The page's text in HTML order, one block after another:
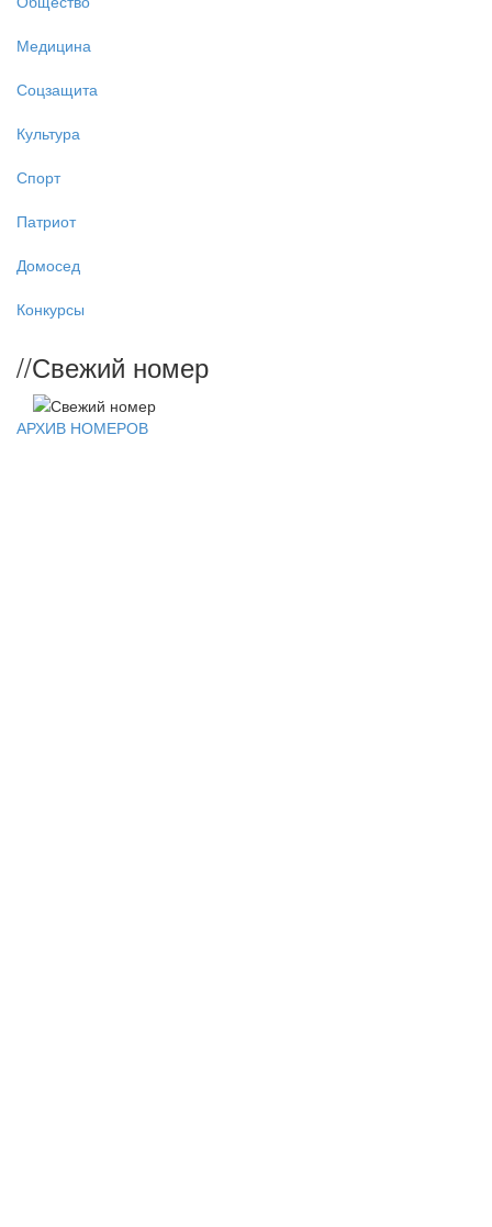
Медицина
Соцзащита
Культура
Спорт
Патриот
Домосед
Конкурсы
//Свежий номер
АРХИВ НОМЕРОВ